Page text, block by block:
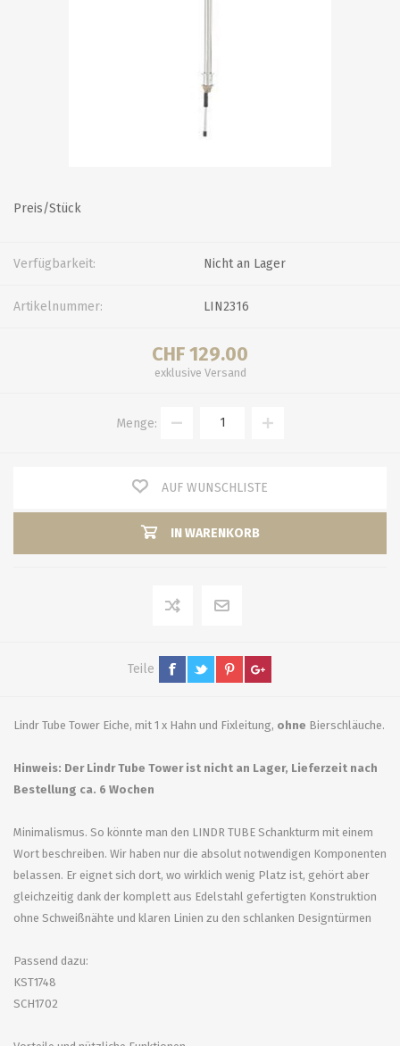
Preis/Stück
Verfügbarkeit: Nicht an Lager
Artikelnummer: LIN2316
CHF 129.00
exklusive Versand
Menge:
AUF WUNSCHLISTE
IN WARENKORB
Teile
Lindr Tube Tower Eiche, mit 1 x Hahn und Fixleitung, ohne Bierschläuche.
Hinweis: Der Lindr Tube Tower ist nicht an Lager, Lieferzeit nach
Bestellung ca. 6 Wochen
Minimalismus. So könnte man den LINDR TUBE Schankturm mit einem
Wort beschreiben. Wir haben nur die absolut notwendigen Komponenten
belassen. Er eignet sich dort, wo wirklich wenig Platz ist, gehört aber
gleichzeitig dank der komplett aus Edelstahl gefertigten Konstruktion
ohne Schweißnähte und klaren Linien zu den schlanken Designtürmen
Passend dazu:
KST1748
SCH1702